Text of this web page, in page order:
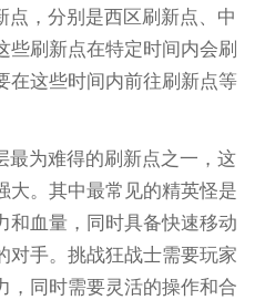
点，分别是西区刷新点、中
些刷新点在特定时间内会刷
在这些时间内前往刷新点等
最为难得的刷新点之一，这
大。其中最常见的精英怪是
和血量，同时具备快速移动
对手。挑战狂战士需要玩家
，同时需要灵活的操作和合